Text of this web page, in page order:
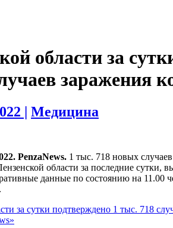
области за
заражения
| Медицина
PenzaNews. 1 тыс. 718 новых
области за последние сутки,
данные по состоянию на 11.00